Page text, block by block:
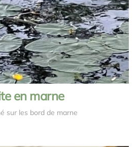
en marne
sur les bord de marne